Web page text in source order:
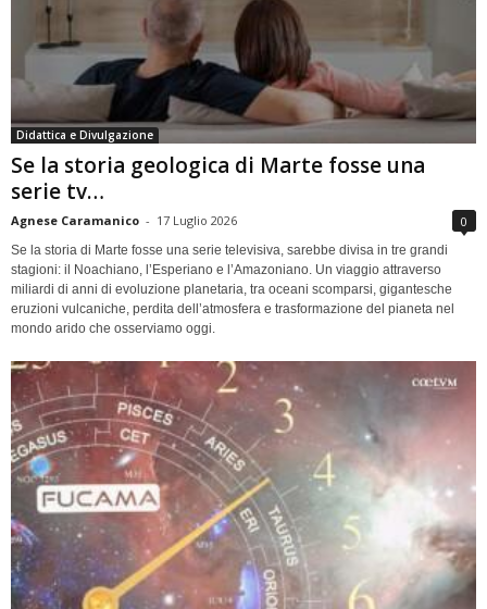
Didattica e Divulgazione
Se la storia geologica di Marte fosse una
serie tv…
Agnese Caramanico - 17 Luglio 2026 0
Se la storia di Marte fosse una serie televisiva, sarebbe divisa in tre grandi
stagioni: il Noachiano, l’Esperiano e l’Amazoniano. Un viaggio attraverso
miliardi di anni di evoluzione planetaria, tra oceani scomparsi, gigantesche
eruzioni vulcaniche, perdita dell’atmosfera e trasformazione del pianeta nel
mondo arido che osserviamo oggi.